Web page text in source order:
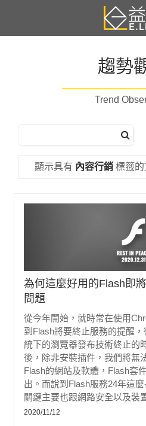
趨勢
Trend
顯示具有 內容行銷 標籤的
為何這麼好用的Flash即
問題
從今年開始，就時常在使用
到Flash將要終止服務的提醒
統下的瀏覽器發布技術終止的
後，除非安裝插件，我們將無
Flash的網站及軟體，Flash套
出。而說到Flash服務24年這
關鍵主要也跟網路安全以及裝
2020/11/12